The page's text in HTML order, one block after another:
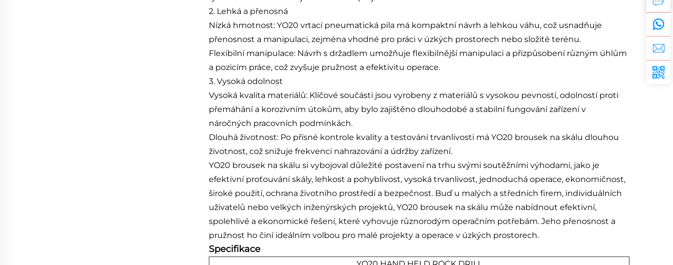
2. Lehká a přenosná
Nízká hmotnost: YO20 vrtací pneumatická pila má kompaktní návrh a lehkou váhu, což usnadňuje
přenosnost a manipulaci, zejména vhodné pro práci v úzkých prostorech nebo složité terénu.
Flexibilní manipulace: Návrh s držadlem umožňuje flexibilnější manipulaci a přizpůsobení různým úhlům
a pozicím práce, což zvyšuje pružnost a efektivitu operace.
3. Vysoká odolnost
Vysoká kvalita materiálů: Klíčové součásti jsou vyrobeny z materiálů s vysokou pevností, odolností proti
přemáhání a korozivním útokům, aby bylo zajištěno dlouhodobé a stabilní fungování zařízení v
náročných pracovních podmínkách.
Dlouhá životnost: Po přísné kontrole kvality a testování trvanlivosti má YO20 brousek na skálu dlouhou
životnost, což snižuje frekvenci nahrazování a údržby zařízení.
YO20 brousek na skálu si vybojoval důležité postavení na trhu svými soutěžními výhodami, jako je
efektivní proťouvání skály, lehkost a pohyblivost, vysoká trvanlivost, jednoduchá operace, ekonomičnost,
široké použití, ochrana životního prostředí a bezpečnost. Buď u malých a středních firem, individuálních
uživatelů nebo velkých inženýrských projektů, YO20 brousek na skálu může nabídnout efektivní,
spolehlivé a ekonomické řešení, které vyhovuje různorodým operačním potřebám. Jeho přenosnost a
pružnost ho činí ideálním volbou pro malé projekty a operace v úzkých prostorech.
Specifikace